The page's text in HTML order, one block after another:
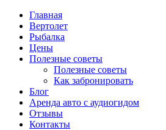
Главная
Вертолет
Рыбалка
Цены
Полезные советы
Полезные советы
Как забронировать
Блог
Аренда авто с аудиогидом
Отзывы
Контакты